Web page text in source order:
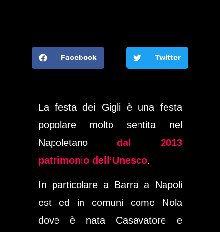
Facebook Twitter
La festa dei Gigli è una festa
popolare molto sentita nel
Napoletano dal 2013
patrimonio dell’Unesco.
In particolare a Barra a Napoli
est ed in comuni come Nola
dove è nata Casavatore e